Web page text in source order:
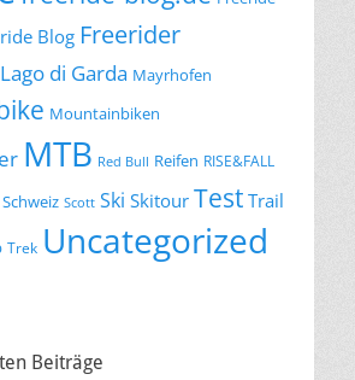
Blog Freerider
Lago di Garda Mayrhofen
Mountainbiken
MTB Red Bull Reifen RISE&FALL
Schweiz Scott Ski Skitour Test Trail
Trek Uncategorized
Beiträge